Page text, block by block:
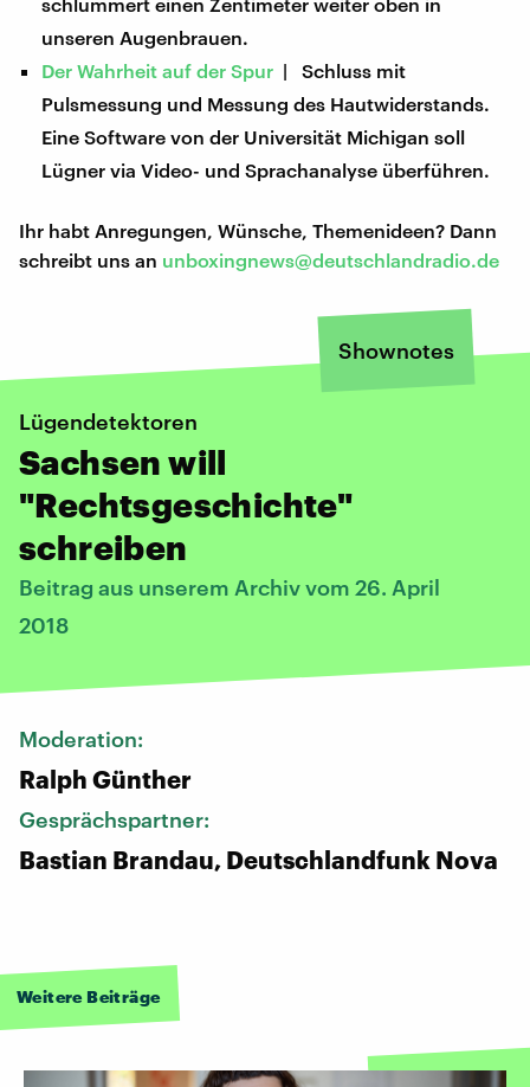
unseren Augenbrauen.
Der Wahrheit auf der Spur | Schluss mit
Pulsmessung und Messung des Hautwiderstands.
Eine Software von der Universität Michigan soll
Lügner via Video- und Sprachanalyse überführen.
Ihr habt Anregungen, Wünsche, Themenideen? Dann
schreibt uns an unboxingnews@deutschlandradio.de
Shownotes
Lügendetektoren
Sachsen will
"Rechtsgeschichte"
schreiben
Beitrag aus unserem Archiv vom 26. April
2018
Moderation:
Ralph Günther
Gesprächspartner:
Bastian Brandau, Deutschlandfunk Nova
Weitere Beiträge